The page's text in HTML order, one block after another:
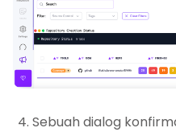
Sebuah dialog